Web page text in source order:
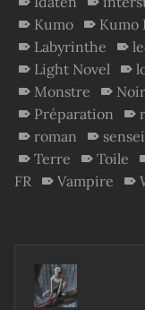
Kumo
Kumo
Labyrinthe
Light Novel
Monstre
Noir
Préparation
roman
sensei
Terre
Toile
FR
Vampire